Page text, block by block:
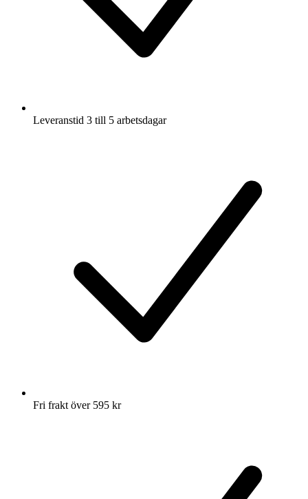
Leveranstid 3 till 5 arbetsdagar
Fri frakt över 595 kr